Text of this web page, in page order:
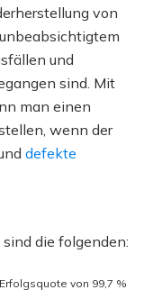
von
und
sind. Mit
man einen
wenn der
defekte
die folgenden:
von 99,7 %